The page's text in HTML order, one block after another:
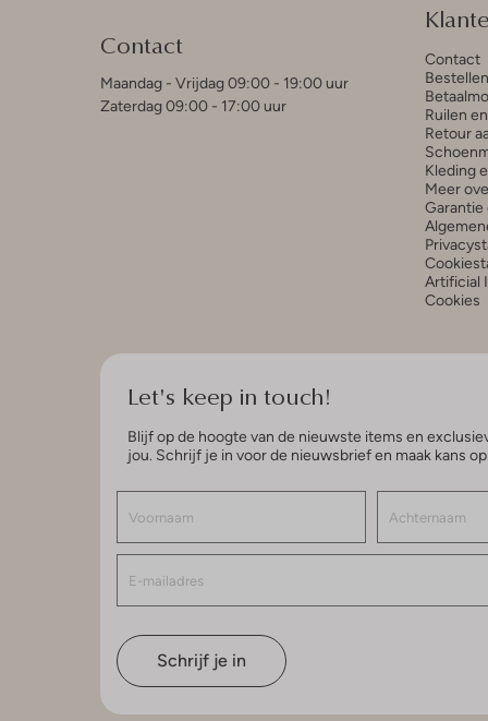
Contact
Maandag - Vrijdag 09:00 - 19:00 uur
Zaterdag 09:00 - 17:00 uur
Contact
Ruilen
Retour
Kleding
Meer
Garantie
Artificial
Cookies
Let's keep in touch!
Blijf op de hoogte van de nieuwste items en
jou. Schrijf je in voor de nieuwsbrief en maak kans
Schrijf je in